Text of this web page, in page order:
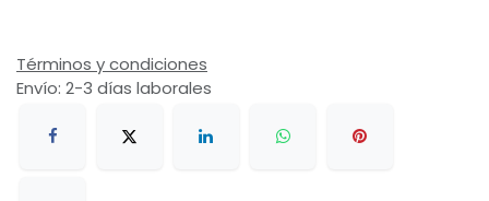
Términos y condiciones
Envío: 2-3 días laborales